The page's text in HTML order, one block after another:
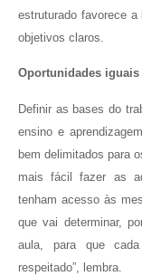
estruturado favorece
objetivos claros.
Oportunidades iguais
Definir as bases do
ensino e
bem delimitados para
mais fácil fazer as
tenham acesso às
que vai determinar,
aula, para que
respeitado”, lembra.